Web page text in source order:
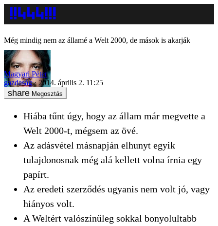
Még mindig nem az államé a Welt 2000, de mások is akarják
Magyari Péter
gazdaság
2014. április 2. 11:25
Megosztás
Hiába tűnt úgy, hogy az állam már megvette a
Welt 2000-t, mégsem az övé.
Az adásvétel másnapján elhunyt egyik
tulajdonosnak még alá kellett volna írnia egy
papírt.
Az eredeti szerződés ugyanis nem volt jó, vagy
hiányos volt.
A Weltért valószínűleg sokkal bonyolultabb